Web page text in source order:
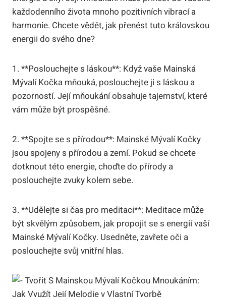
každodenního života mnoho pozitivních vibrací a
harmonie. Chcete vědět, jak přenést tuto královskou
energii do svého dne?
1. **Poslouchejte s láskou**: Když vaše Mainská
Mývalí Kočka mňouká, poslouchejte ji s láskou a
pozorností. Její mňoukání obsahuje tajemství, které
vám může být prospěšné.
2. **Spojte se s přírodou**: Mainské Mývalí Kočky
jsou spojeny s přírodou a zemí. Pokud se chcete
dotknout této energie, choďte do přírody a
poslouchejte zvuky kolem sebe.
3. **Udělejte si čas pro meditaci**: Meditace může
být skvělým způsobem, jak propojit se s energií vaší
Mainské Mývalí Kočky. Usedněte, zavřete oči a
poslouchejte svůj vnitřní hlas.